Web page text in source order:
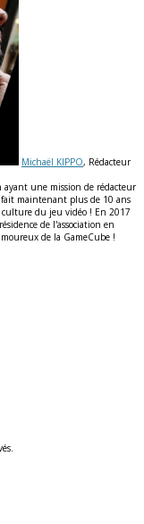
Michaël KIPPO, Rédacteur
une mission de rédacteur
maintenant plus de 10 ans
culture du jeu vidéo ! En 2017
de l'association en
de la GameCube !